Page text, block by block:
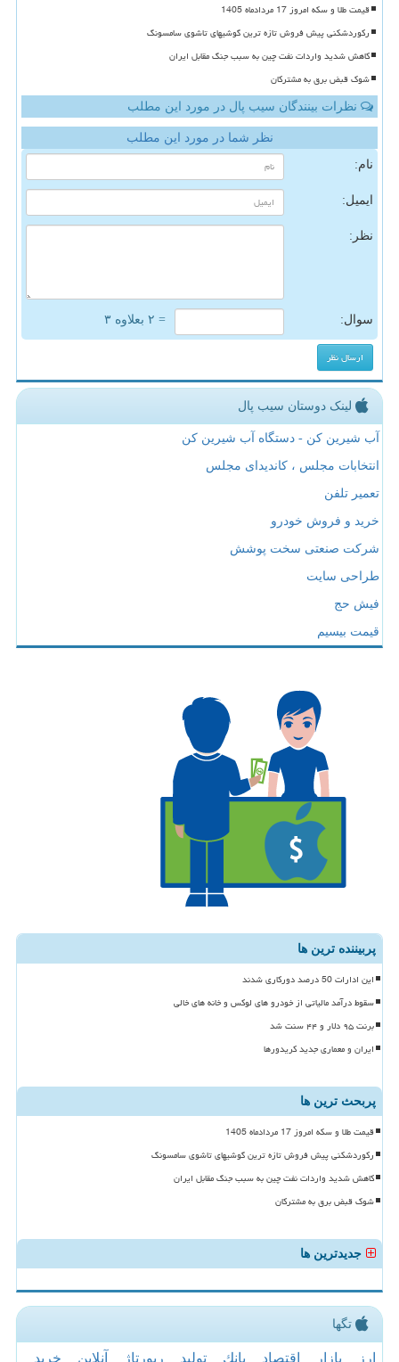
قیمت طلا و سکه امروز 17 مردادماه 1405
رکوردشکنی پیش فروش تازه ترین گوشیهای تاشوی سامسونگ
کاهش شدید واردات نفت چین به سبب جنگ مقابل ایران
شوک قبض برق به مشترکان
نظرات بینندگان سیب پال در مورد این مطلب
نظر شما در مورد این مطلب
نام:
ایمیل:
نظر:
سوال: = ۲ بعلاوه ۳
لینک دوستان سیب پال
آب شیرین کن - دستگاه آب شیرین کن
انتخابات مجلس ، کاندیدای مجلس
تعمیر تلفن
خرید و فروش خودرو
شرکت صنعتی سخت پوشش
طراحی سایت
فیش حج
قیمت بیسیم
پربیننده ترین ها
این ادارات 50 درصد دورکاری شدند
سقوط درآمد مالیاتی از خودرو های لوکس و خانه های خالی
برنت ۹۵ دلار و ۴۴ سنت شد
ایران و معماری جدید کریدورها
پربحث ترین ها
قیمت طلا و سکه امروز 17 مردادماه 1405
رکوردشکنی پیش فروش تازه ترین گوشیهای تاشوی سامسونگ
کاهش شدید واردات نفت چین به سبب جنگ مقابل ایران
شوک قبض برق به مشترکان
جدیدترین ها
تگها
ارز بازار اقتصاد بانك تولید رپورتاژ آنلاین خرید